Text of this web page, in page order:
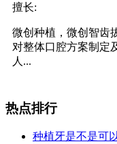
擅长:
微创种植，微创智齿
对整体口腔方案制定
人...
热点排行
种植牙是不是可